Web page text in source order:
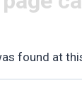
found at